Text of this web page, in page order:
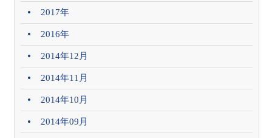
2017年
2016年
2014年12月
2014年11月
2014年10月
2014年09月